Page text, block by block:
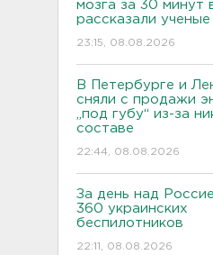
мозга за 30 минут
рассказали ученые
23:15, 08.08.2026
В Петербурге и
сняли с продажи
„под губу“ из-за
составе
22:44, 08.08.2026
За день над
360 украинских
беспилотников
22:11, 08.08.2026